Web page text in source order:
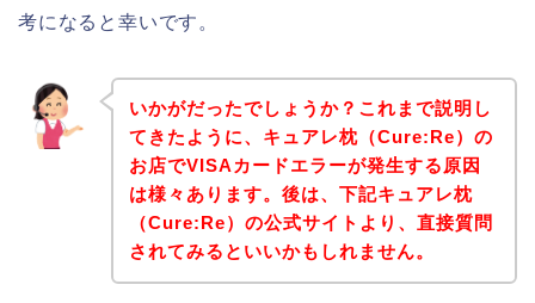
考になると幸いです。
いかがだったでしょうか？これまで説明し
てきたように、キュアレ枕（Cure:Re）の
お店でVISAカードエラーが発生する原因
は様々あります。後は、下記キュアレ枕
（Cure:Re）の公式サイトより、直接質問
されてみるといいかもしれません。